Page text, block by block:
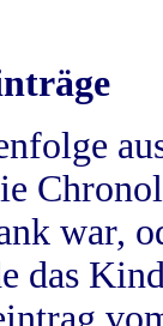
war,
das